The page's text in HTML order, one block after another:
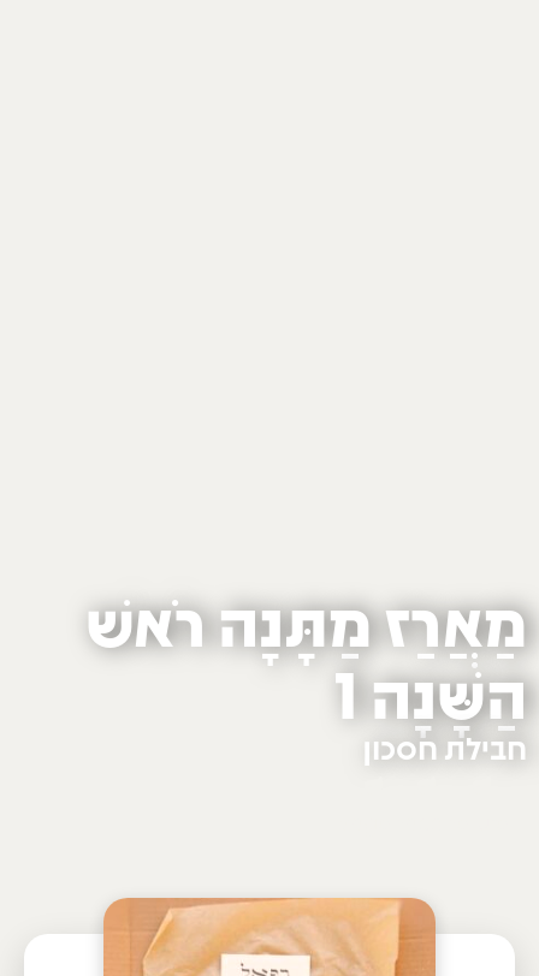
מַאֲרַז מַתָּנָה רֹאשׁ
הַשָּׁנָה 1
חבילת חסכון